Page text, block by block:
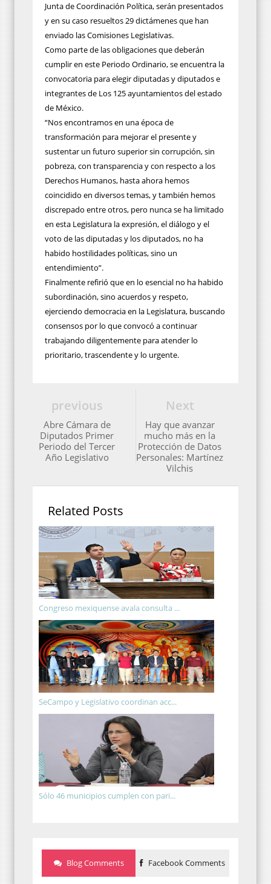
Junta de Coordinación Política, serán presentados
y en su caso resueltos 29 dictámenes que han
enviado las Comisiones Legislativas.
Como parte de las obligaciones que deberán
cumplir en este Periodo Ordinario, se encuentra la
convocatoria para elegir diputadas y diputados e
integrantes de Los 125 ayuntamientos del estado
de México.
“Nos encontramos en una época de
transformación para mejorar el presente y
sustentar un futuro superior sin corrupción, sin
pobreza, con transparencia y con respecto a los
Derechos Humanos, hasta ahora hemos
coincidido en diversos temas, y también hemos
discrepado entre otros, pero nunca se ha limitado
en esta Legislatura la expresión, el diálogo y el
voto de las diputadas y los diputados, no ha
habido hostilidades políticas, sino un
entendimiento”.
Finalmente refirió que en lo esencial no ha habido
subordinación, sino acuerdos y respeto,
ejerciendo democracia en la Legislatura, buscando
consensos por lo que convocó a continuar
trabajando diligentemente para atender lo
prioritario, trascendente y lo urgente.
Next
Hay que avanzar
mucho más en la
Protección de Datos
Personales: Martínez
Vilchis
previous
Abre Cámara de
Diputados Primer
Periodo del Tercer
Año Legislativo
Related Posts
Congreso mexiquense avala consulta ...
SeCampo y Legislativo coordinan acc...
Sólo 46 municipios cumplen con pari...
Blog Comments Facebook Comments